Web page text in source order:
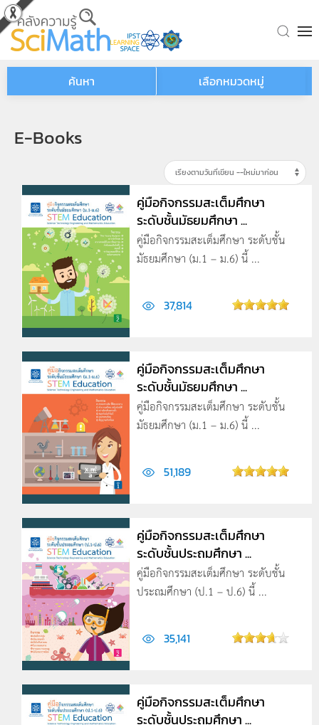
Skip to main content
ค้นหา เลือกหมวดหมู่
E-Books
คู่มือกิจกรรมสะเต็มศึกษา
ระดับชั้นมัธยมศึกษา ...
คู่มือกิจกรรมสะเต็มศึกษา ระดับชั้น
มัธยมศึกษา (ม.1 – ม.6) นี้ ...
37,814
คู่มือกิจกรรมสะเต็มศึกษา
ระดับชั้นมัธยมศึกษา ...
คู่มือกิจกรรมสะเต็มศึกษา ระดับชั้น
มัธยมศึกษา (ม.1 – ม.6) นี้ ...
51,189
คู่มือกิจกรรมสะเต็มศึกษา
ระดับชั้นประถมศึกษา ...
คู่มือกิจกรรมสะเต็มศึกษา ระดับชั้น
ประถมศึกษา (ป.1 – ป.6) นี้ ...
35,141
คู่มือกิจกรรมสะเต็มศึกษา
ระดับชั้นประถมศึกษา ...